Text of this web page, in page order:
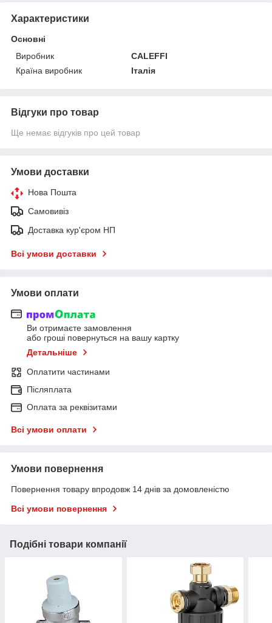
Характеристики
Основні
Виробник
CALEFFI
Країна виробник
Італія
Відгуки про товар
Ще немає відгуків про цей товар
Умови доставки
Нова Пошта
Самовивіз
Доставка кур'єром НП
Всі умови доставки
Умови оплати
Ви отримаєте замовлення
або гроші повернуться на вашу картку
Детальніше
Оплатити частинами
Післяплата
Оплата за реквізитами
Всі умови оплати
Умови повернення
Повернення товару впродовж 14 днів за домовленістю
Всі умови повернення
Подібні товари компанії